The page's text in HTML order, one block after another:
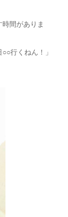
間がありま
行くねん！」